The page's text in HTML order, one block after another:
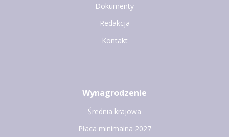
Dokumenty
Redakcja
Kontakt
Wynagrodzenie
Średnia krajowa
Płaca minimalna 2027